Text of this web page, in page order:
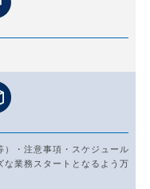
）・注意事項・スケジュール
な業務スタートとなるよう万